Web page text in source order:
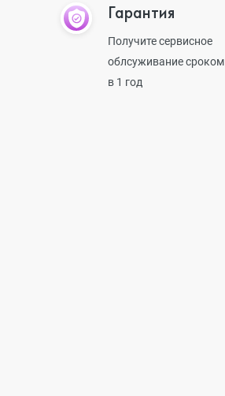
Гарантия
Получите сервисное
облсуживание сроком
в 1 год